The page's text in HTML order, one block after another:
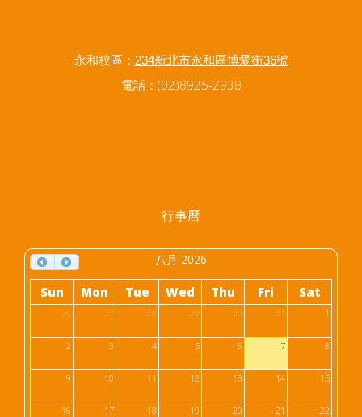
永和校區： 234新北市永和區博愛街36號
電話：(02)8925-2938
行事曆
八月 2026
Sun Mon Tue Wed Thu Fri Sat
26 27 28 29 30 31 1
2 3 4 5 6 7 8
9 10 11 12 13 14 15
16 17 18 19 20 21 22